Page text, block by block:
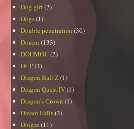
Dog girl (2)
Dogs(1)
Double penetration (30)
Doujin (133)
DOUMOU(2)
Dr. P(3)
Dragon Ball Z(1)
Dragon Quest IV(1)
Dragon's Crown (1)
Dream Halls(2)
Drogas(11)